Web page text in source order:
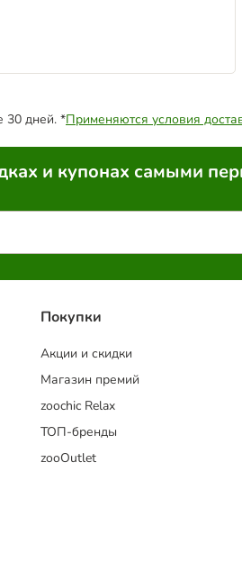
30 дней. *Применяются условия
и купонах самыми
Покупки
Акции и скидки
Магазин премий
zoochic Relax
ТОП-бренды
zooOutlet